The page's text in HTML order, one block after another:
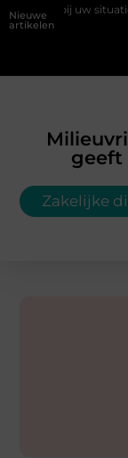
Nieuwe
artikelen
Een konijn
geeft
Zakelijke